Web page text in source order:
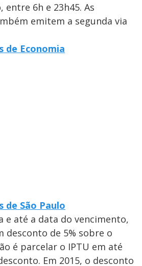
entre 6h e 23h45. As
emitem a segunda via
de Economia
de São Paulo
e até a data do vencimento,
desconto de 5% sobre o
é parcelar o IPTU em até
Em 2015, o desconto